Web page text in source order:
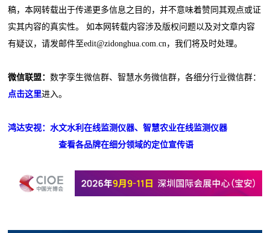
稿，本网转载出于传递更多信息之目的，并不意味着赞同其观点或证
实其内容的真实性。 如本网转载内容涉及版权问题以及对文章内容
有疑议，请发邮件至edit@zidonghua.com.cn，我们将及时处理。
微信联盟：数字孪生微信群、智慧水务微信群，各细分行业微信群：
点击这里进入。
鸿达安视：水文水利在线监测仪器、智慧农业在线监测仪器
查看各品牌在细分领域的定位宣传语